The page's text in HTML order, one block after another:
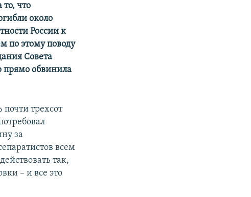
что
около
России к
по этому поводу
Совета
прямо обвинила
трехсот
за
всем
так,
– и все это